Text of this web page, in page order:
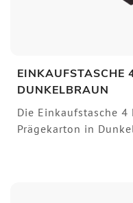
EINKAUFSTASCHE
DUNKELBRAUN
Die Einkaufstasche
Prägekarton in